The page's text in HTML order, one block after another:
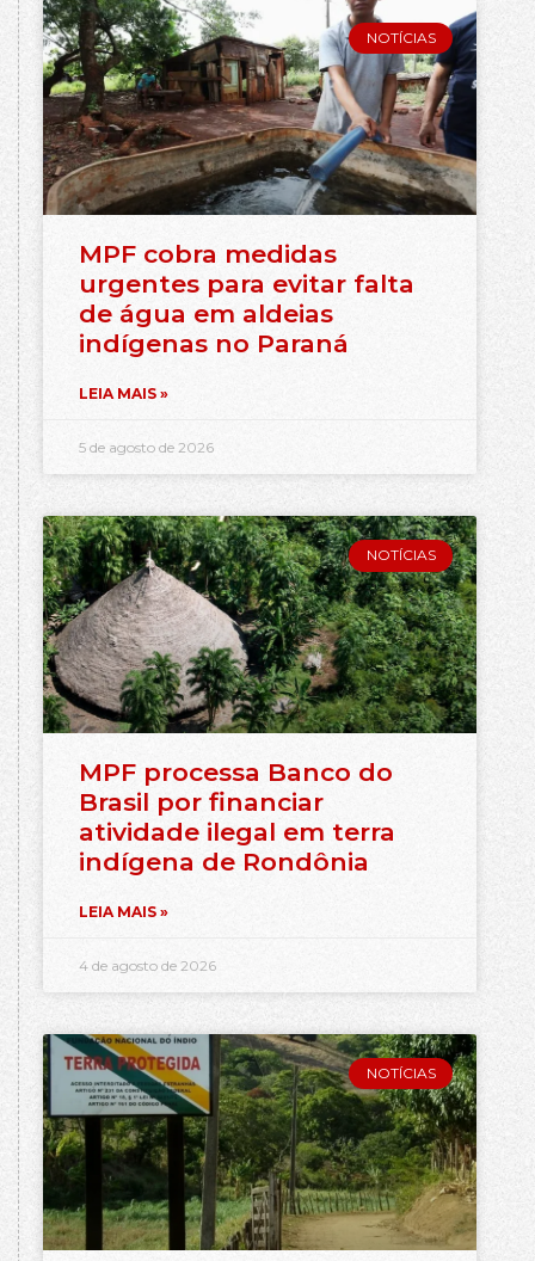
NOTÍCIAS
MPF cobra medidas
urgentes para evitar falta
de água em aldeias
indígenas no Paraná
LEIA MAIS »
5 de agosto de 2026
NOTÍCIAS
MPF processa Banco do
Brasil por financiar
atividade ilegal em terra
indígena de Rondônia
LEIA MAIS »
4 de agosto de 2026
NOTÍCIAS